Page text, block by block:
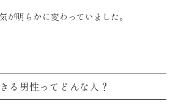
が明らかに変わっていました。
る男性ってどんな人？